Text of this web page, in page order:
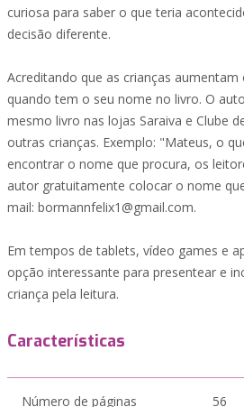
curiosa para saber o que teria
decisão diferente.
Acreditando que as crianças
quando tem o seu nome no livro. O
mesmo livro nas lojas Saraiva e Clube
outras crianças. Exemplo: "Mateus, o
encontrar o nome que procura, os
autor gratuitamente colocar o nome
mail: bormannfelix1@gmail.com.
Em tempos de tablets, vídeo games e
opção interessante para presentear e
criança pela leitura.
Características
Número de páginas 56